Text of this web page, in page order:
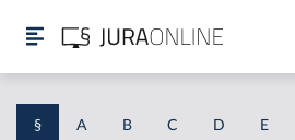
§ A B C D E